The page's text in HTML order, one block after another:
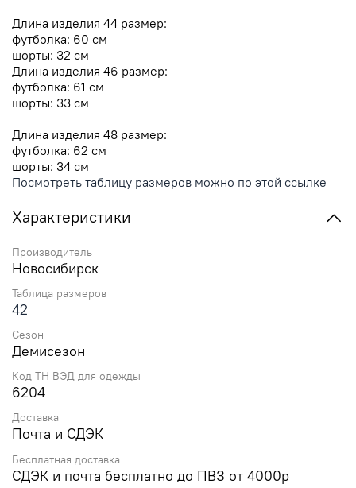
Длина изделия 44 размер:
футболка: 60 см
шорты: 32 см
Длина изделия 46 размер:
футболка: 61 см
шорты: 33 см
Длина изделия 48 размер:
футболка: 62 см
шорты: 34 см
Посмотреть таблицу размеров можно по этой ссылке
Характеристики
Производитель
Новосибирск
Таблица размеров
42
Сезон
Демисезон
Код ТН ВЭД для одежды
6204
Доставка
Почта и СДЭК
Бесплатная доставка
СДЭК и почта бесплатно до ПВЗ от 4000р